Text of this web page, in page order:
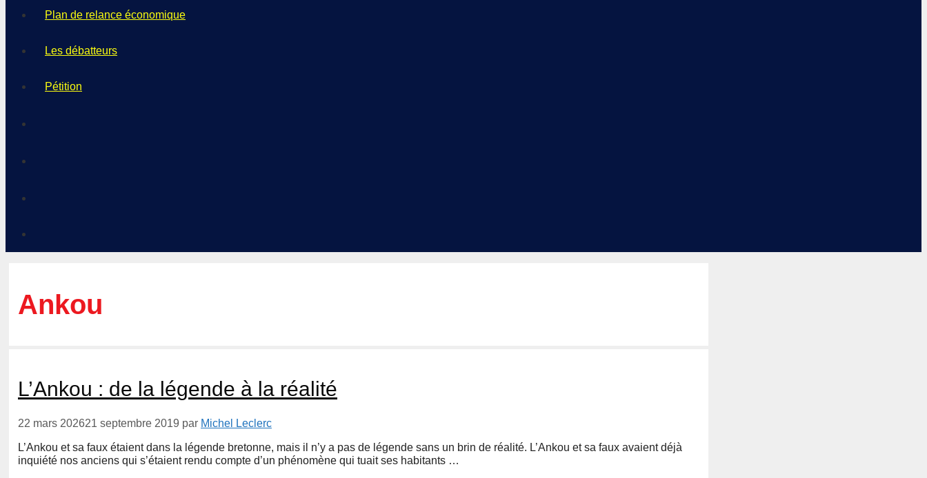
Plan de relance économique
Les débatteurs
Pétition
Ankou
L’Ankou : de la légende à la réalité
22 mars 202621 septembre 2019 par Michel Leclerc
L’Ankou et sa faux étaient dans la légende bretonne, mais il n’y a pas de légende sans un brin de réalité. L’Ankou et sa faux avaient déjà
inquiété nos anciens qui s’étaient rendu compte d’un phénomène qui tuait ses habitants …